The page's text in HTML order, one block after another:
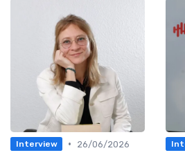
Interview •
26/06/2026